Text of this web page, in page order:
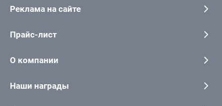
Реклама на сайте
Прайс-лист
О компании
Наши награды